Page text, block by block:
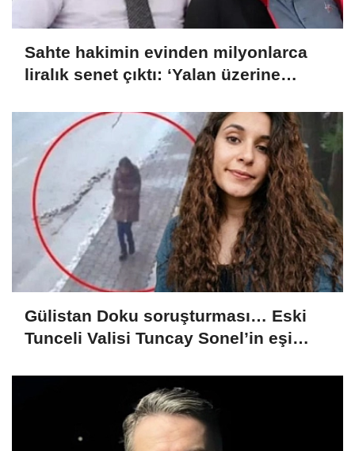
Sahte hakimin evinden milyonlarca
liralık senet çıktı: ‘Yalan üzerine
Gülistan Doku soruşturması… Eski
Tunceli Valisi Tuncay Sonel’in eşi